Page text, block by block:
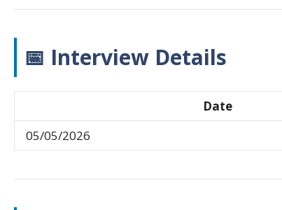
📅 Interview Details
Date
05/05/2026